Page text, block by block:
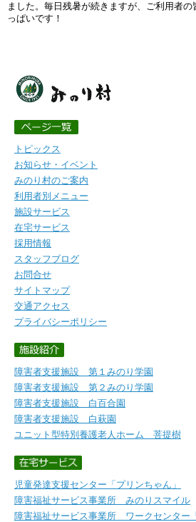
ました。毎日残暑が続きますが、ご利用者
っぱいです！
トピックス
お知らせ・イベント
みのり村のご案内
利用者別メニュー
施設サービス
在宅サービス
採用情報
スタッフブログ
お問合せ
サイトマップ
交通アクセス
プライバシーポリシー
障害者支援施設 第１みのり学園
障害者支援施設 第２みのり学園
障害者支援施設 白百合園
障害者支援施設 白萩園
ユニット型特別養護老人ホーム 菩提樹
児童発達支援センター「プリンちゃん」
障害福祉サービス事業所 みのりスマイル
障害福祉サービス事業所 ワークセンター